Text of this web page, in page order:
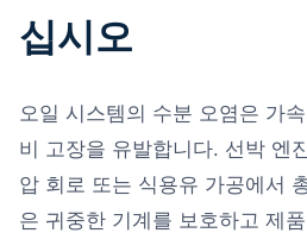
십시오
오일 시스템의 수분 오염은 가
비 고장을 유발합니다. 선박 엔
압 회로 또는 식용유 가공에서
은 귀중한 기계를 보호하고 제